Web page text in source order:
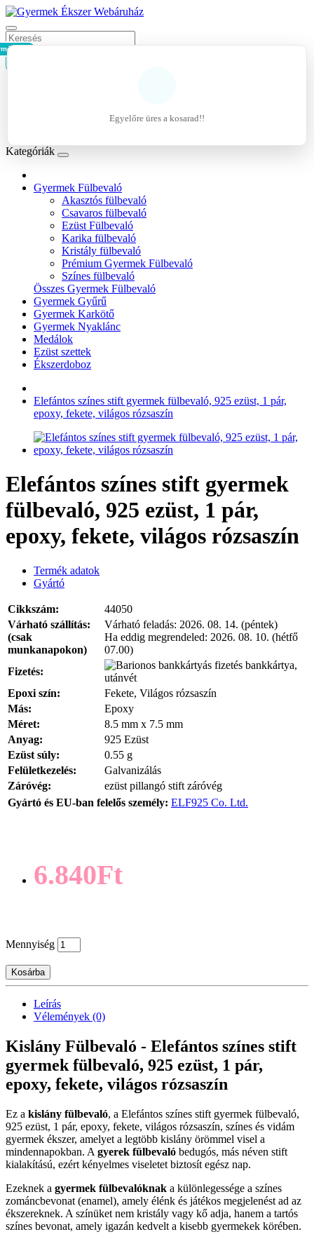
- 0Ft
Egyelőre üres a kosarad!!
Kategóriák
Gyermek Fülbevaló
Akasztós fülbevaló
Csavaros fülbevaló
Ezüst Fülbevaló
Karika fülbevaló
Kristály fülbevaló
Prémium Gyermek Fülbevaló
Színes fülbevaló
Összes Gyermek Fülbevaló
Gyermek Gyűrű
Gyermek Karkötő
Gyermek Nyaklánc
Medálok
Ezüst szettek
Ékszerdoboz
Elefántos színes stift gyermek fülbevaló, 925 ezüst, 1 pár,
epoxy, fekete, világos rózsaszín
Elefántos színes stift gyermek
fülbevaló, 925 ezüst, 1 pár,
epoxy, fekete, világos rózsaszín
Termék adatok
Gyártó
Cikkszám:
44050
Várható szállítás:
(csak
munkanapokon)
Várható feladás: 2026. 08. 14. (péntek)
Ha eddig megrendeled: 2026. 08. 10. (hétfő
07.00)
Fizetés:
bankkártya,
utánvét
Epoxi szín:
Fekete, Világos rózsaszín
Más:
Epoxy
Méret:
8.5 mm x 7.5 mm
Anyag:
925 Ezüst
Ezüst súly:
0.55 g
Felületkezelés:
Galvanizálás
Záróvég:
ezüst pillangó stift záróvég
Gyártó és EU-ban felelős személy: ELF925 Co. Ltd.
6.840Ft
Mennyiség
Kosárba
Leírás
Vélemények (0)
Kislány Fülbevaló - Elefántos színes stift
gyermek fülbevaló, 925 ezüst, 1 pár,
epoxy, fekete, világos rózsaszín
Ez a kislány fülbevaló, a Elefántos színes stift gyermek fülbevaló,
925 ezüst, 1 pár, epoxy, fekete, világos rózsaszín, színes és vidám
gyermek ékszer, amelyet a legtöbb kislány örömmel visel a
mindennapokban. A gyerek fülbevaló bedugós, más néven stift
kialakítású, ezért kényelmes viseletet biztosít egész nap.
Ezeknek a gyermek fülbevalóknak a különlegessége a színes
zománcbevonat (enamel), amely élénk és játékos megjelenést ad az
ékszereknek. A színüket nem kristály vagy kő adja, hanem a tartós
színes bevonat, amely igazán kedvelt a kisebb gyermekek körében.